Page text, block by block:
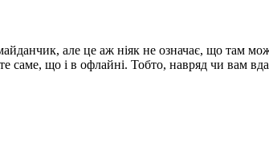
але це аж ніяк не означає, що там
саме, що і в офлайні. Тобто, навряд чи вам